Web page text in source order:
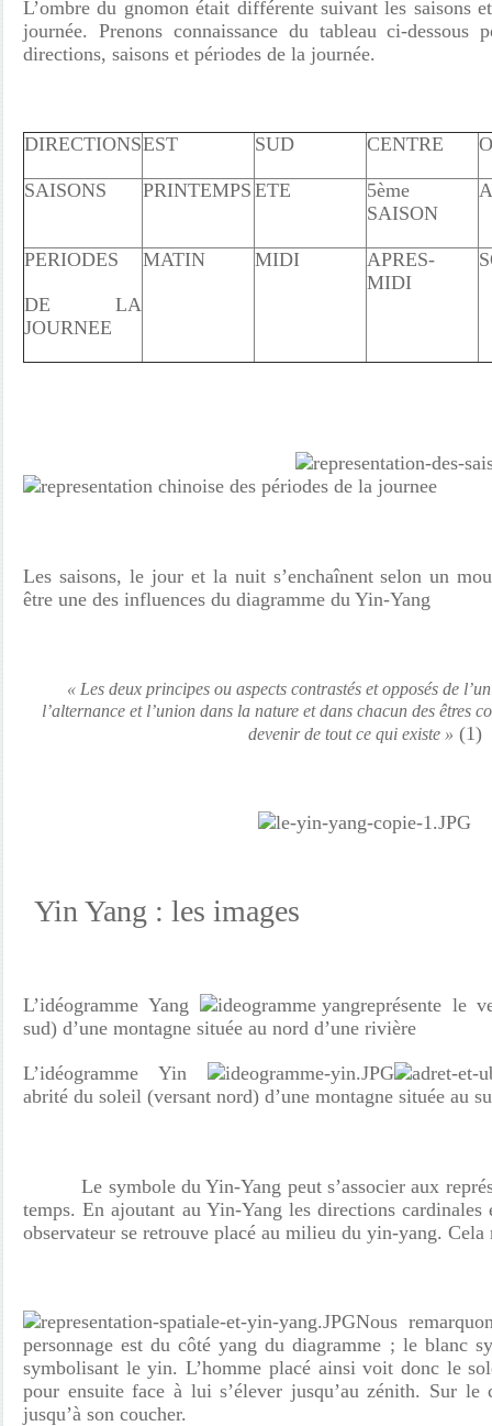
L’ombre du gnomon était différente suivant les saisons
journée. Prenons connaissance du tableau ci-dessous
directions, saisons et périodes de la journée.
DIRECTIONSEST SUD CENTRE
SAISONS PRINTEMPS ETE
5ème
SAISON
PERIODES
DE LA
JOURNEE
MATIN MIDI
APRES-
MIDI
Les saisons, le jour et la nuit s’enchaînent selon un
être une des influences du diagramme du Yin-Yang
« Les deux principes ou aspects contrastés et opposés de
l’alternance et l’union dans la nature et dans chacun des êtres
devenir de tout ce qui existe » (1)
Yin Yang : les images
L’idéogramme Yang
représente le
sud) d’une montagne située au nord d’une rivière
L’idéogramme Yin
abrité du soleil (versant nord) d’une montagne située au
Le symbole du Yin-Yang peut s’associer aux
temps. En ajoutant au Yin-Yang les directions cardinales
observateur se retrouve placé au milieu du yin-yang.
Nous
personnage est du côté yang du diagramme ; le blanc
symbolisant le yin. L’homme placé ainsi voit donc le
pour ensuite face à lui s’élever jusqu’au zénith. Sur
jusqu’à son coucher.